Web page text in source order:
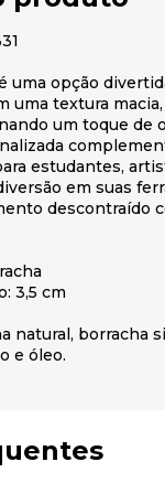
uma opção
uma textura
um toque de
estudantes,
em suas
descontraído
3,5 cm
natural, borracha
e óleo.